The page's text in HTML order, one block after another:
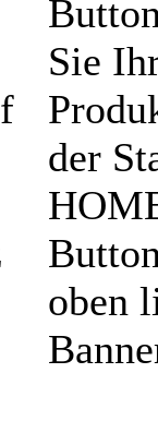
Sie
der
oben